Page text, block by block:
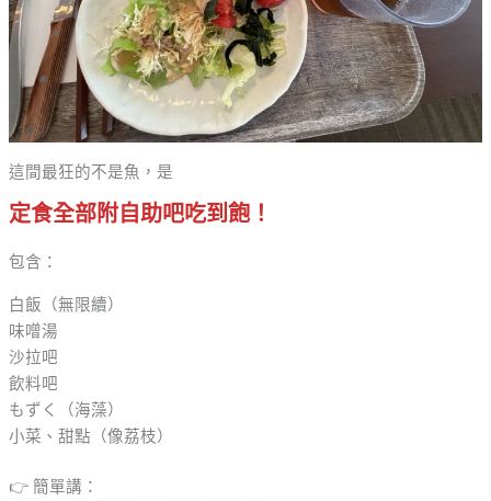
這間最狂的不是魚，是
定食全部附自助吧吃到飽！
包含：
白飯（無限續）
味噌湯
沙拉吧
飲料吧
もずく（海藻）
小菜、甜點（像荔枝）
👉 簡單講：